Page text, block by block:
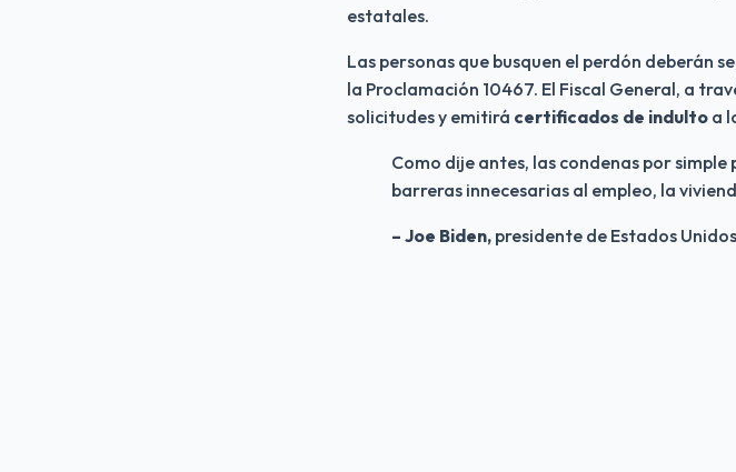
estatales.
Las personas que busquen el perdón deberán
la Proclamación 10467. El Fiscal General, a
solicitudes y emitirá certificados de indulto a
Como dije antes, las condenas por
barreras innecesarias al empleo, la
– Joe Biden, presidente de Estados Unidos